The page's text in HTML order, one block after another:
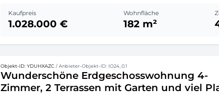
Kaufpreis
1.028.000 €
Wohnfläche
182 m²
Objekt-ID: YDUHXAZC / Anbieter-Objekt-ID: IO24_0.1
Wunderschöne Erdgeschosswohnung 4-
Zimmer, 2 Terrassen mit Garten und viel